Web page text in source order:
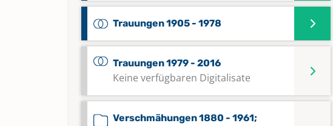
Trauungen 1905 - 1978
Trauungen 1979 - 2016
Keine verfügbaren Digitalisate
Verschmähungen 1880 - 1961;